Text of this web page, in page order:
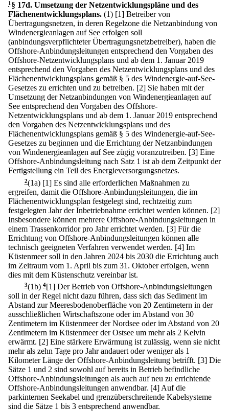
1§ 17d. Umsetzung der Netzentwicklungspläne und des
Flächenentwicklungsplans. (1) [1] Betreiber von
Übertragungsnetzen, in deren Regelzone die Netzanbindung von
Windenergieanlagen auf See erfolgen soll
(anbindungsverpflichteter Übertragungsnetzbetreiber), haben die
Offshore-Anbindungsleitungen entsprechend den Vorgaben des
Offshore-Netzentwicklungsplans und ab dem 1. Januar 2019
entsprechend den Vorgaben des Netzentwicklungsplans und des
Flächenentwicklungsplans gemäß § 5 des Windenergie-auf-See-
Gesetzes zu errichten und zu betreiben. [2] Sie haben mit der
Umsetzung der Netzanbindungen von Windenergieanlagen auf
See entsprechend den Vorgaben des Offshore-
Netzentwicklungsplans und ab dem 1. Januar 2019 entsprechend
den Vorgaben des Netzentwicklungsplans und des
Flächenentwicklungsplans gemäß § 5 des Windenergie-auf-See-
Gesetzes zu beginnen und die Errichtung der Netzanbindungen
von Windenergieanlagen auf See zügig voranzutreiben. [3] Eine
Offshore-Anbindungsleitung nach Satz 1 ist ab dem Zeitpunkt der
Fertigstellung ein Teil des Energieversorgungsnetzes.
2(1a) [1] Es sind alle erforderlichen Maßnahmen zu
ergreifen, damit die Offshore-Anbindungsleitungen, die im
Flächenentwicklungsplan festgelegt sind, rechtzeitig zum
festgelegten Jahr der Inbetriebnahme errichtet werden können. [2]
Insbesondere können mehrere Offshore-Anbindungsleitungen in
einem Trassenkorridor pro Jahr errichtet werden. [3] Für die
Errichtung von Offshore-Anbindungsleitungen können alle
technisch geeigneten Verfahren verwendet werden. [4] Im
Küstenmeer soll in den Jahren 2024 bis 2030 die Errichtung auch
im Zeitraum vom 1. April bis zum 31. Oktober erfolgen, wenn
dies mit dem Küstenschutz vereinbar ist.
3(1b) 4[1] Der Betrieb von Offshore-Anbindungsleitungen
soll in der Regel nicht dazu führen, dass sich das Sediment im
Abstand zur Meeresbodenoberfläche von 20 Zentimetern in der
ausschließlichen Wirtschaftszone oder im Abstand von 30
Zentimetern im Küstenmeer der Nordsee oder im Abstand von 20
Zentimetern im Küstenmeer der Ostsee um mehr als 2 Kelvin
erwärmt. [2] Eine stärkere Erwärmung ist zulässig, wenn sie nicht
mehr als zehn Tage pro Jahr andauert oder weniger als 1
Kilometer Länge der Offshore-Anbindungsleitung betrifft. [3] Die
Sätze 1 und 2 sind sowohl auf bereits in Betrieb befindliche
Offshore-Anbindungsleitungen als auch auf neu zu errichtende
Offshore-Anbindungsleitungen anwendbar. [4] Auf die
parkinternen Seekabel und grenzüberschreitende Kabelsysteme
sind die Sätze 1 bis 3 entsprechend anwendbar.